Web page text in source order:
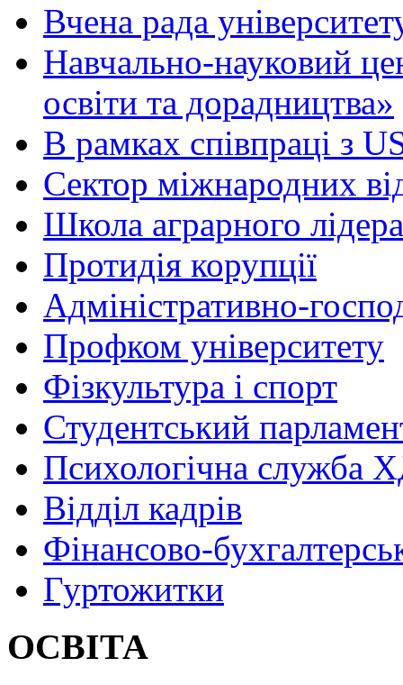
Вчена рада
Навчально-науковий
освіти та дорадництва»
В рамках співпраці з
Сектор міжнародних
Школа аграрного лідера
Протидія корупції
Адміністративно-
Профком університету
Фізкультура і спорт
Студентський
Психологічна служба
Відділ кадрів
Фінансово-
Гуртожитки
ОСВІТА